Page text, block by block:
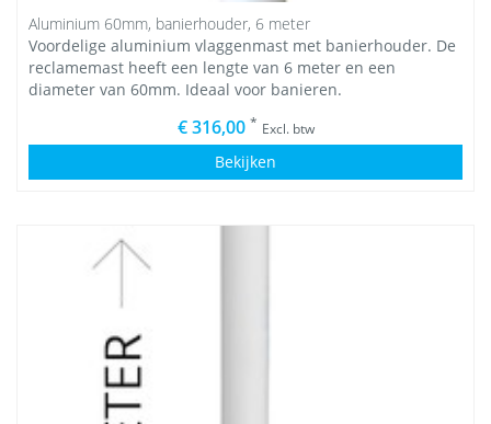
Aluminium 60mm, banierhouder, 6 meter
Voordelige aluminium vlaggenmast met banierhouder. De
reclamemast heeft een lengte van 6 meter en een
diameter van 60mm. Ideaal voor banieren.
€ 316,00 * Excl. btw
Bekijken